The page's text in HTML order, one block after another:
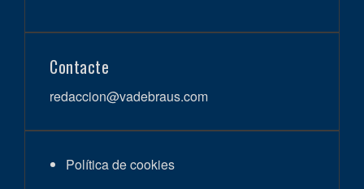
Contacte
redaccion@vadebraus.com
Política de cookies